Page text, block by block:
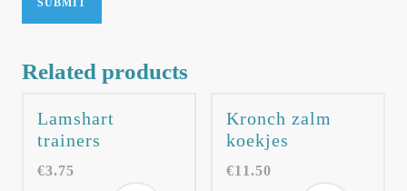
Related products
Lamshart
trainers
€3.75
Kronch zalm
koekjes
€11.50